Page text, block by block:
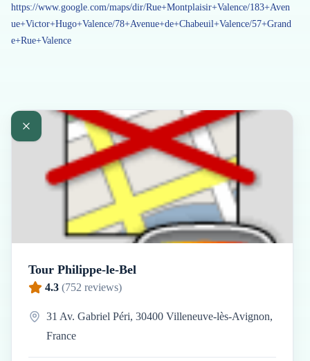
https://www.google.com/maps/dir/Rue+Montplaisir+Valence/183+Aven
ue+Victor+Hugo+Valence/78+Avenue+de+Chabeuil+Valence/57+Grand
e+Rue+Valence
Tour Philippe-le-Bel
4.3 (752 reviews)
31 Av. Gabriel Péri, 30400 Villeneuve-lès-Avignon,
France